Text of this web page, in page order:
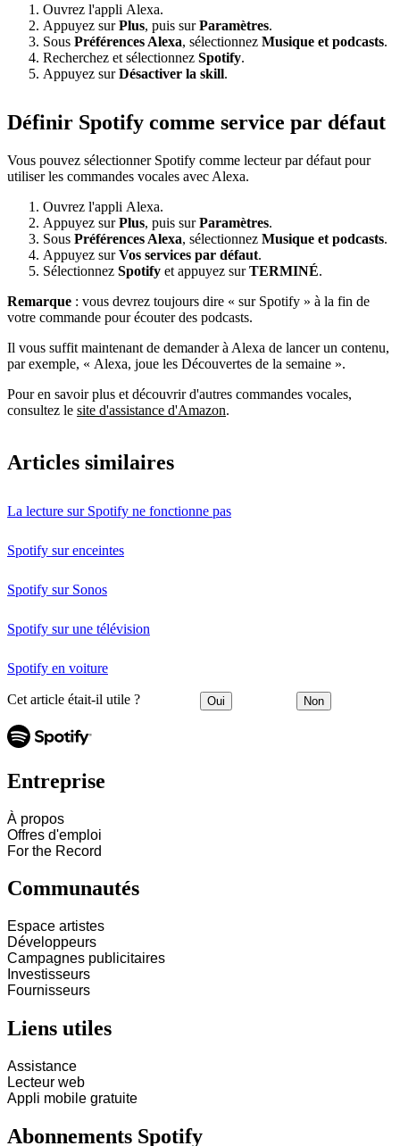
Ouvrez l'appli Alexa.
Appuyez surPlus, puis surParamètres.
Sous Préférences Alexa, sélectionnez Musique et podcasts.
Recherchez et sélectionnez Spotify.
Appuyez surDésactiver la skill.
Définir Spotify comme service par défaut
Vous pouvez sélectionner Spotify comme lecteur par défaut pour
utiliser les commandes vocales avec Alexa.
Ouvrez l'appli Alexa.
Appuyez surPlus, puis surParamètres.
Sous Préférences Alexa, sélectionnez Musique et podcasts.
Appuyez surVos services par défaut.
Sélectionnez Spotify et appuyez surTERMINÉ.
Remarque : vous devrez toujours dire « sur Spotify » à la fin de
votre commande pour écouter des podcasts.
Il vous suffit maintenant de demander à Alexa de lancer un contenu,
par exemple, « Alexa, joue les Découvertes de la semaine ».
Pour en savoir plus et découvrir d'autres commandes vocales,
consultez le site d'assistance d'Amazon.
Articles similaires
La lecture sur Spotify ne fonctionne pas
Spotify sur enceintes
Spotify sur Sonos
Spotify sur une télévision
Spotify en voiture
Cet article était-il utile ? Oui Non
Entreprise
À propos
Offres d'emploi
For the Record
Communautés
Espace artistes
Développeurs
Campagnes publicitaires
Investisseurs
Fournisseurs
Liens utiles
Assistance
Lecteur web
Appli mobile gratuite
Abonnements Spotify